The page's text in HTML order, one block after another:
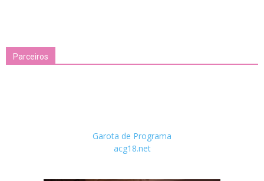
Parceiros
Garota de Programa
acg18.net